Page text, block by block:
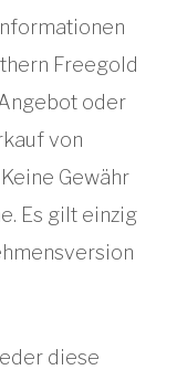
Freegold
oder
von
Gewähr
Es gilt einzig
diese